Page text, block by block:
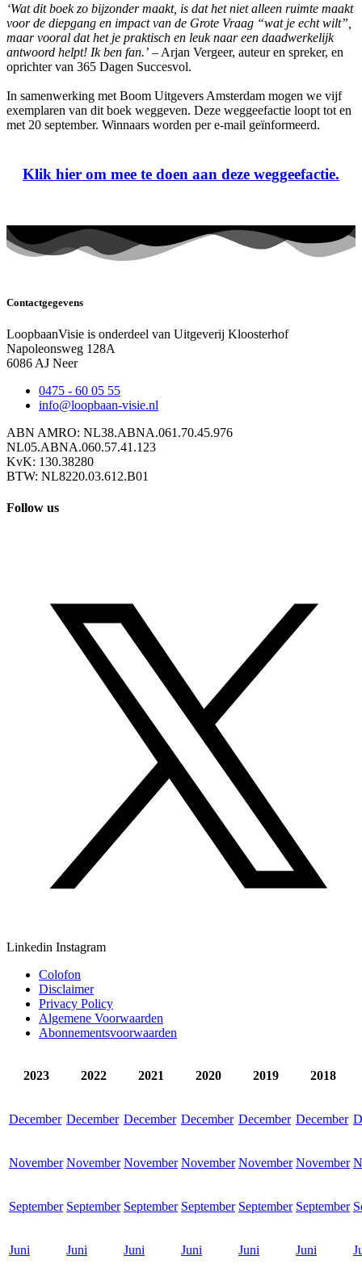
‘Wat dit boek zo bijzonder maakt, is dat het niet alleen ruimte maakt
voor de diepgang en impact van de Grote Vraag “wat je echt wilt”,
maar vooral dat het je praktisch en leuk naar een daadwerkelijk
antwoord helpt! Ik ben fan.’ – Arjan Vergeer, auteur en spreker, en
oprichter van 365 Dagen Succesvol.
In samenwerking met Boom Uitgevers Amsterdam mogen we vijf
exemplaren van dit boek weggeven. Deze weggeefactie loopt tot en
met 20 september. Winnaars worden per e-mail geïnformeerd.
Klik hier om mee te doen aan deze weggeefactie.
Contactgegevens
LoopbaanVisie is onderdeel van Uitgeverij Kloosterhof
Napoleonsweg 128A
6086 AJ Neer
0475 - 60 05 55
info@loopbaan-visie.nl
ABN AMRO: NL38.ABNA.061.70.45.976
NL05.ABNA.060.57.41.123
KvK: 130.38280
BTW: NL8220.03.612.B01
Follow us
Linkedin Instagram
Colofon
Disclaimer
Privacy Policy
Algemene Voorwaarden
Abonnementsvoorwaarden
2023 2022 2021 2020 2019 2018
December December December December December December
November November November November November November
September September September September September September
Juni Juni Juni Juni Juni Juni